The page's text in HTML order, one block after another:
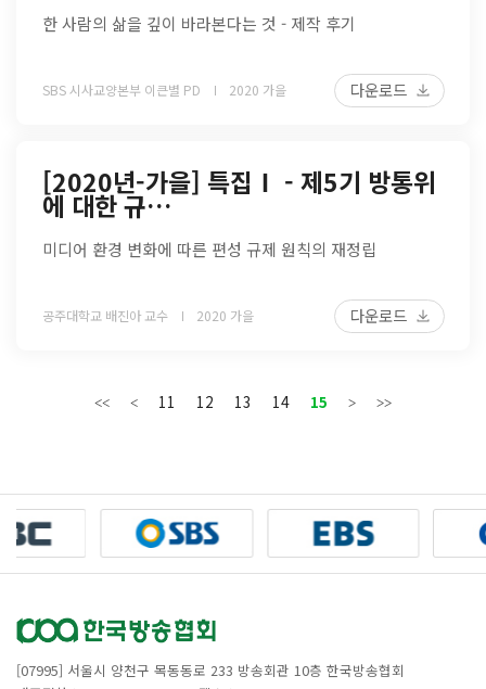
한 사람의 삶을 깊이 바라본다는 것 - 제작 후기
SBS 시사교양본부 이큰별 PD 2020 가을 다운로드
[2020년-가을] 특집Ⅰ - 제5기 방통위
에 대한 규…
미디어 환경 변화에 따른 편성 규제 원칙의 재정립
공주대학교 배진아 교수 2020 가을 다운로드
11 12 13 14 15
[07995] 서울시 양천구 목동동로 233 방송회관 10층 한국방송협회